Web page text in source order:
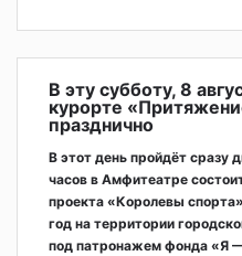
В эту субботу, 8
курорте
празднично
В этот день пройдёт сразу
часов в Амфитеатре
проекта «Королевы
год на территории
под патронажем фонда «Я